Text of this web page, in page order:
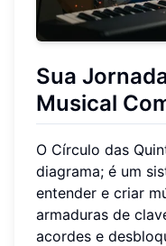
Sua
Musical
O Círculo das
diagrama; é um
entender e criar
armaduras de
acordes e